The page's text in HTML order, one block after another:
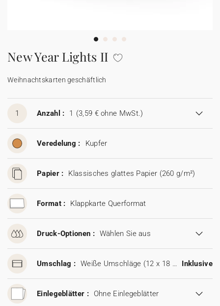
Aufkleber
New Year Lights II
Weihnachtskarten geschäftlich
1 Anzahl : 1 (3,59 € ohne MwSt.)
Veredelung : Kupfer
Papier : Klassisches glattes Papier (260 g/m²)
Format : Klappkarte Querformat
Druck-Optionen : Wählen Sie aus
Umschlag : Weiße Umschläge (12 x 18 cm) Inklusive
Einlegeblätter : Ohne Einlegeblätter